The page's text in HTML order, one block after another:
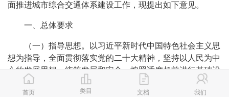
面推进城市综合交通体系建设工作，现提出如下意见。
一、总体要求
（一）指导思想。以习近平新时代中国特色社会主义思
想为指导，全面贯彻落实党的二十大精神，坚持以人民为中
心的发展思想，统筹发展和安全，按照适度超前进行基础设
施建设的思路，整体谋划、协同实施，精准补短板、强弱
项，加快构建系统健全、功能完备、运行高效、智能绿色、
首页 类目 文档 我们